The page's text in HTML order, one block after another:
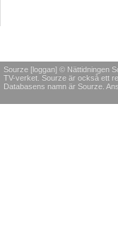
Sourze [loggan] © Nättidningen
TV-verket. Sourze är också ett
Databasens namn är Sourze.